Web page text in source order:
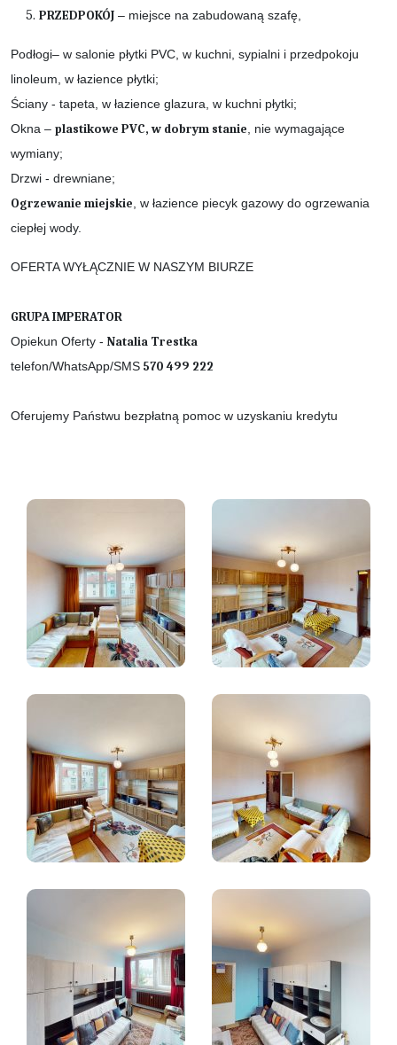
PRZEDPOKÓJ – miejsce na zabudowaną szafę,
Podłogi– w salonie płytki PVC, w kuchni, sypialni i przedpokoju
linoleum, w łazience płytki;
Ściany - tapeta, w łazience glazura, w kuchni płytki;
Okna – plastikowe PVC, w dobrym stanie, nie wymagające
wymiany;
Drzwi - drewniane;
Ogrzewanie miejskie, w łazience piecyk gazowy do ogrzewania
ciepłej wody.
OFERTA WYŁĄCZNIE W NASZYM BIURZE
GRUPA IMPERATOR
Opiekun Oferty - Natalia Trestka
telefon/WhatsApp/SMS 570 499 222
Oferujemy Państwu bezpłatną pomoc w uzyskaniu kredytu